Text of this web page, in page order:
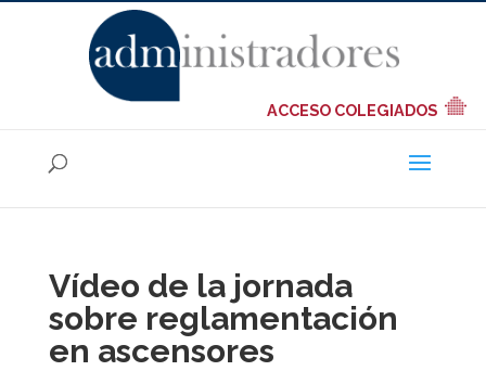
ACCESO COLEGIADOS
Vídeo de la jornada
sobre reglamentación
en ascensores